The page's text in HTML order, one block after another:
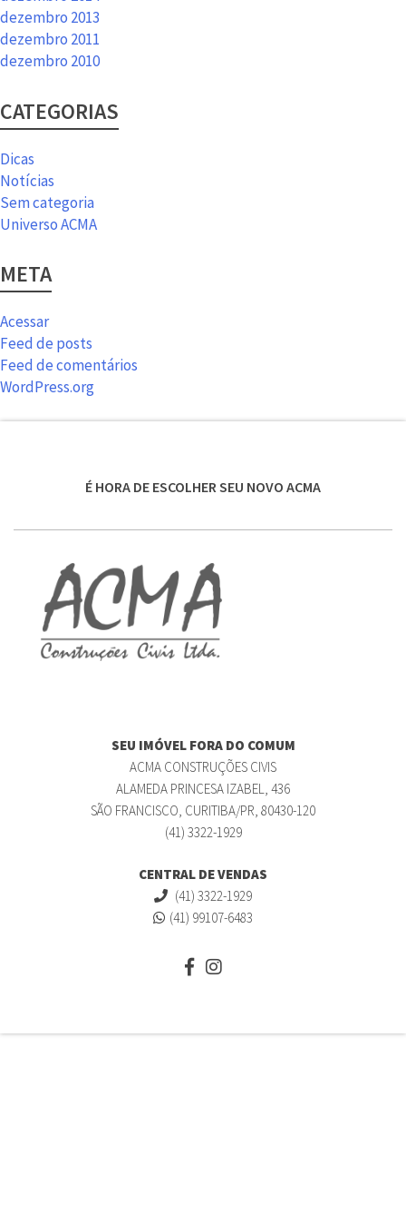
dezembro 2013
dezembro 2011
dezembro 2010
CATEGORIAS
Dicas
Notícias
Sem categoria
Universo ACMA
META
Acessar
Feed de posts
Feed de comentários
WordPress.org
É HORA DE ESCOLHER SEU NOVO ACMA
SEU IMÓVEL FORA DO COMUM
ACMA CONSTRUÇÕES CIVIS
ALAMEDA PRINCESA IZABEL, 436
SÃO FRANCISCO, CURITIBA/PR, 80430-120
(41) 3322-1929
CENTRAL DE VENDAS
(41) 3322-1929
(41) 99107-6483